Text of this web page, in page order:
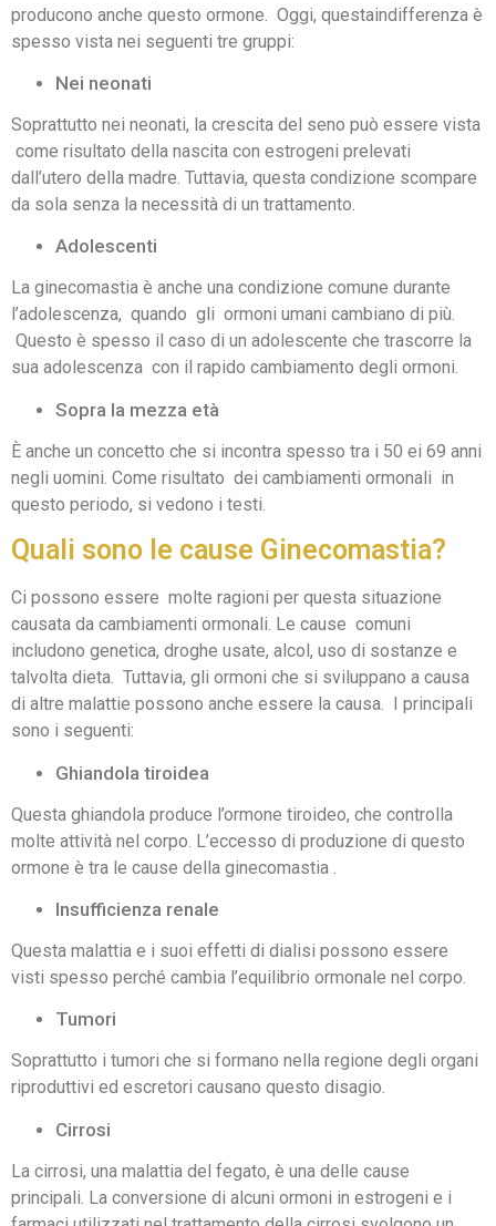
producono anche questo ormone. Oggi, questaindifferenza è
spesso vista nei seguenti tre gruppi:
Nei neonati
Soprattutto nei neonati, la crescita del seno può essere vista
come risultato della nascita con estrogeni prelevati
dall’utero della madre. Tuttavia, questa condizione scompare
da sola senza la necessità di un trattamento.
Adolescenti
La ginecomastia è anche una condizione comune durante
l’adolescenza, quando gli ormoni umani cambiano di più.
Questo è spesso il caso di un adolescente che trascorre la
sua adolescenza con il rapido cambiamento degli ormoni.
Sopra la mezza età
È anche un concetto che si incontra spesso tra i 50 ei 69 anni
negli uomini. Come risultato dei cambiamenti ormonali in
questo periodo, si vedono i testi.
Quali sono le cause Ginecomastia?
Ci possono essere molte ragioni per questa situazione
causata da cambiamenti ormonali. Le cause comuni
includono genetica, droghe usate, alcol, uso di sostanze e
talvolta dieta. Tuttavia, gli ormoni che si sviluppano a causa
di altre malattie possono anche essere la causa. I principali
sono i seguenti:
Ghiandola tiroidea
Questa ghiandola produce l’ormone tiroideo, che controlla
molte attività nel corpo. L’eccesso di produzione di questo
ormone è tra le cause della ginecomastia .
Insufficienza renale
Questa malattia e i suoi effetti di dialisi possono essere
visti spesso perché cambia l’equilibrio ormonale nel corpo.
Tumori
Soprattutto i tumori che si formano nella regione degli organi
riproduttivi ed escretori causano questo disagio.
Cirrosi
La cirrosi, una malattia del fegato, è una delle cause
principali. La conversione di alcuni ormoni in estrogeni e i